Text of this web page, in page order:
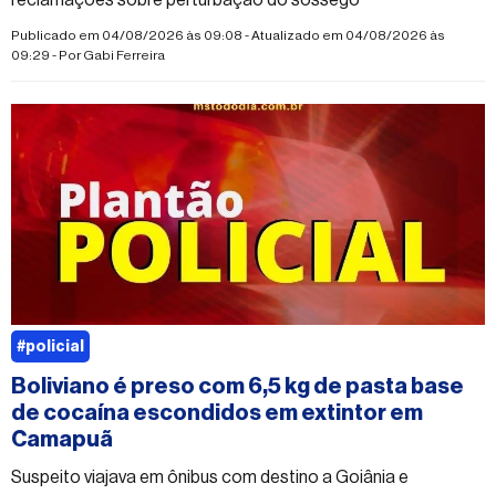
Publicado em 04/08/2026 às 09:08 - Atualizado em 04/08/2026 às
09:29 - PorGabi Ferreira
Boliviano é preso com 6,5 kg de pasta base
de cocaína escondidos em extintor em
Camapuã
Suspeito viajava em ônibus com destino a Goiânia e
#policial